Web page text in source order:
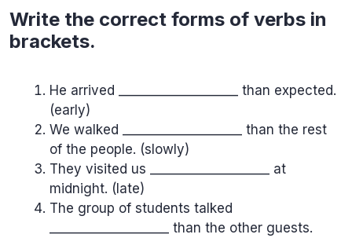
Write the correct forms of verbs in
brackets.
He arrived ___________________ than expected.
(early)
We walked ___________________ than the rest
of the people. (slowly)
They visited us ___________________ at
midnight. (late)
The group of students talked
___________________ than the other guests.